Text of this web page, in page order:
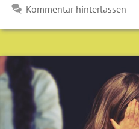
Kommentar hinterlassen